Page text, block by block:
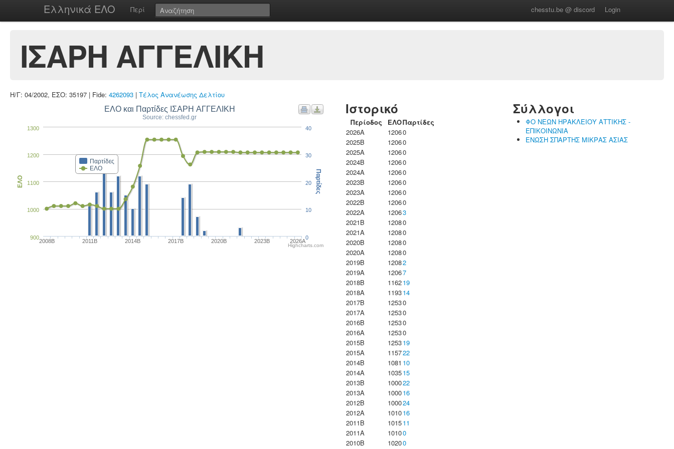
Ελληνικά ΕΛΟ Περί chesstu.be @ discord Login
ΙΣΑΡΗ ΑΓΓΕΛΙΚΗ
Η/Γ: 04/2002, ΕΣΟ: 35197 | Fide: 4262093 | Τέλος Ανανέωσης Δελτίου
ΕΛΟ και Παρτίδες ΙΣΑΡΗ ΑΓΓΕΛΙΚΗ
Source: chessfed.gr
Παρτίδες
ΕΛΟ
2008B 2011B 2014B 2017B 2020B 2023B 2026A
1000
1100
1200
1300
900
ΕΛΟ
0
10
20
30
40
Παρτίδες
Highcharts.com
Ιστορικό
Περίοδος ΕΛΟΠαρτίδες
2026A
12060
2025B
12060
2025A
12060
2024B
12060
2024A
12060
2023B
12060
2023Α
12060
2022B
12060
2022A
12063
2021B
12080
2021A
12080
2020B
12080
2020A
12080
2019B
12082
2019A
12067
2018B
116219
2018A
119314
2017B
12530
2017A
12530
2016B
12530
2016A
12530
2015B
125319
2015A
115722
2014B
1081 10
2014A
103515
2013B
100022
2013A
100016
2012B
100024
2012A
101016
2011B
101511
2011A
10100
2010B
10200
Σύλλογοι
ΦΟ ΝΕΩΝ ΗΡΑΚΛΕΙΟΥ ΑΤΤΙΚΗΣ -
ΕΠΙΚΟΙΝΩΝΙΑ
ΕΝΩΣΗ ΣΠΑΡΤΗΣ ΜΙΚΡΑΣ ΑΣΙΑΣ